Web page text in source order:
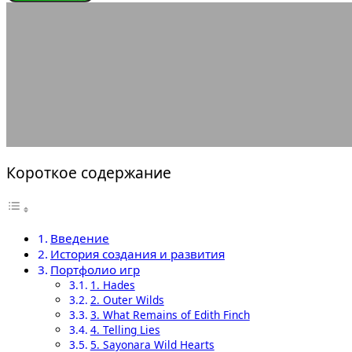
Короткое содержание
Введение
История создания и развития
Портфолио игр
1. Hades
2. Outer Wilds
3. What Remains of Edith Finch
4. Telling Lies
5. Sayonara Wild Hearts